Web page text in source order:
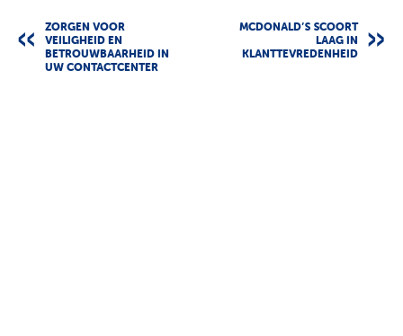
ZORGEN VOOR
VEILIGHEID EN
BETROUWBAARHEID IN
UW CONTACTCENTER
MCDONALD’S SCOORT
LAAG IN
KLANTTEVREDENHEID